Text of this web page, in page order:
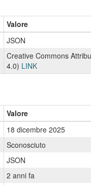
Valore
JSON
Creative Commons
4.0) LINK
Valore
18 dicembre 2025
Sconosciuto
JSON
2 anni fa